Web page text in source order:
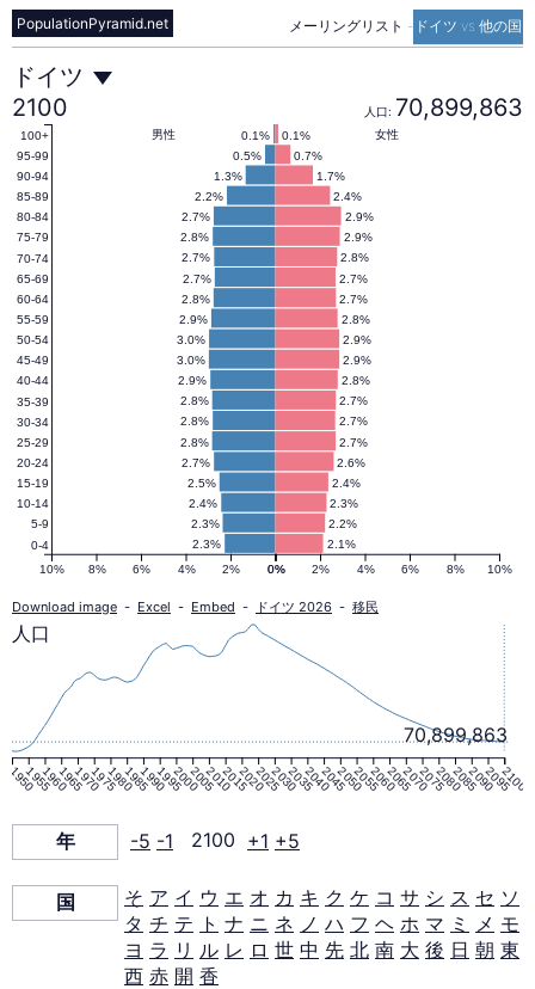
メーリングリスト - ドイツ vs 他の国
PopulationPyramid.net
ド
イ
ツ
の
人
口
ピ
ラ
ミ
ド
2100
年
ドイツ
2100
人口: 70,899,863
2.1%
2.3%
2.2%
2.3%
2.3%
2.4%
2.4%
2.5%
2.6%
2.7%
2.7%
2.8%
2.7%
2.8%
2.7%
2.8%
2.8%
2.9%
2.9%
3.0%
2.9%
3.0%
2.8%
2.9%
2.7%
2.8%
2.7%
2.7%
2.8%
2.7%
2.9%
2.8%
2.9%
2.7%
2.4%
2.2%
1.7%
1.3%
0.7%
0.5%
0.1%
0.1% 女性
男性
0% 2% 4% 6% 8% 10%
10% 8% 6% 4% 2% 0%
0-4
5-9
10-14
15-19
20-24
25-29
30-34
35-39
40-44
45-49
50-54
55-59
60-64
65-69
70-74
75-79
80-84
85-89
90-94
95-99
100+
Download image - Excel - Embed - ドイツ 2026 - 移民
1950195519601965197019751980198519901995200020052010201520202025203020352040204520502055206020652070207520802085209020952100
70,899,863
人口
年 -5 -1 2100 +1 +5
国 そ ア イ ウ エ オ カ キ ク ケ コ サ シ ス セ ソ
タ チ テ ト ナ ニ ネ ノ ハ フ ヘ ホ マ ミ メ モ
ヨ ラ リ ル レ ロ 世 中 先 北 南 大 後 日 朝 東
西 赤 開 香